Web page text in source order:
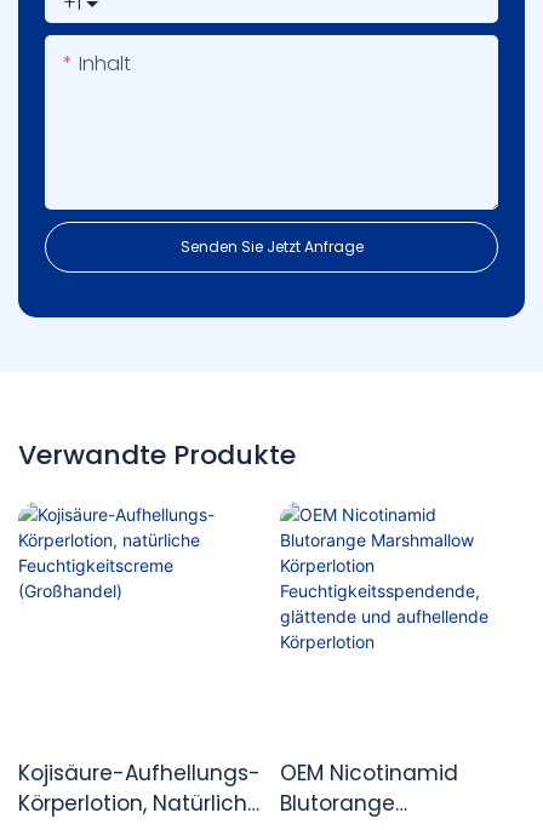
Inhalt
Senden Sie Jetzt Anfrage
Verwandte Produkte
Kojisäure-Aufhellungs-
Körperlotion, Natürliche
OEM Nicotinamid
Blutorange